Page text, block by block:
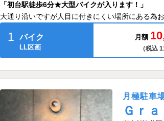
「初台駅徒歩6分★大型バイクが入ります！」
大通り沿いですが人目に付きにくい場所にある為
1 バイク
LL区画
月額
（税込
月極駐車
Ｇｒ